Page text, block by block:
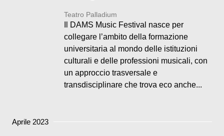
Teatro Palladium
Il DAMS Music Festival nasce per
collegare l’ambito della formazione
universitaria al mondo delle istituzioni
culturali e delle professioni musicali, con
un approccio trasversale e
transdisciplinare che trova eco anche...
Aprile 2023